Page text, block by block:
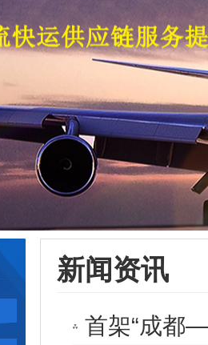
新闻资讯
首架“成都